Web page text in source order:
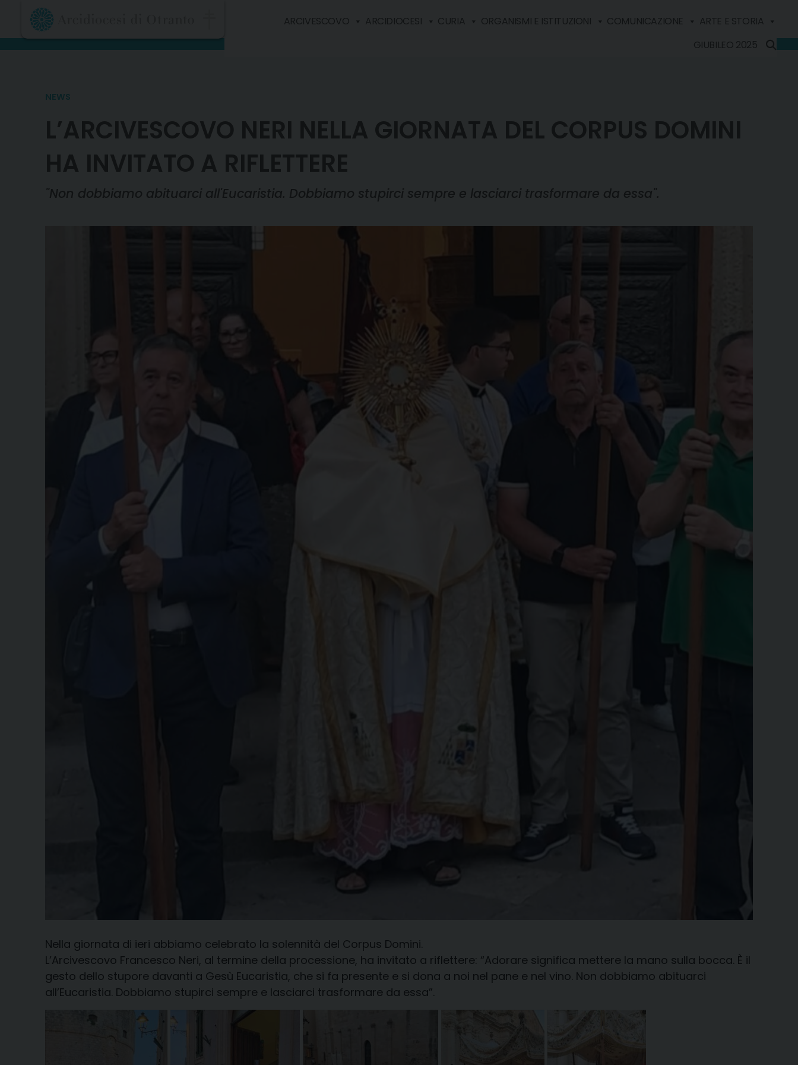
content
ARCIVESCOVO ARCIDIOCESI CURIA ORGANISMI E ISTITUZIONI COMUNICAZIONE
ARTE E STORIA
GIUBILEO 2025
NEWS
L’ARCIVESCOVO NERI NELLA GIORNATA DEL CORPUS DOMINI
HA INVITATO A RIFLETTERE
"Non dobbiamo abituarci all'Eucaristia. Dobbiamo stupirci sempre e lasciarci trasformare da essa".
Nella giornata di ieri abbiamo celebrato la solennità del Corpus Domini.
L’Arcivescovo Francesco Neri, al termine della processione, ha invitato a riflettere: “Adorare significa mettere la mano sulla bocca. È il
gesto dello stupore davanti a Gesù Eucaristia, che si fa presente e si dona a noi nel pane e nel vino. Non dobbiamo abituarci
all’Eucaristia. Dobbiamo stupirci sempre e lasciarci trasformare da essa”.